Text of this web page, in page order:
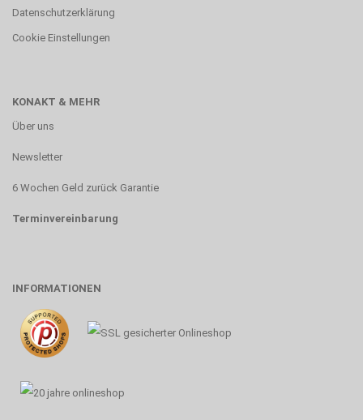
Datenschutzerklärung
Cookie Einstellungen
KONAKT & MEHR
Über uns
Newsletter
6 Wochen Geld zurück Garantie
Terminvereinbarung
INFORMATIONEN